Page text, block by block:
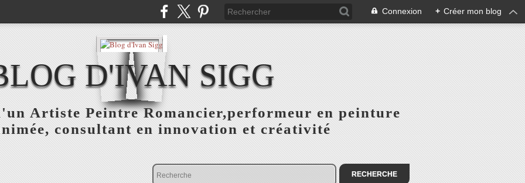
Connexion + Créer mon blog
D'IVAN SIGG
Artiste Peintre Romancier,performeur en peinture
consultant en innovation et créativité